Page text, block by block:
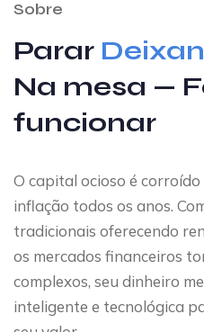
Sobre
Parar
Na mesa —
funcionar
O capital ocioso é
inflação todos os anos.
tradicionais oferecendo
os mercados financeiros
complexos, seu dinheiro
inteligente e tecnológica